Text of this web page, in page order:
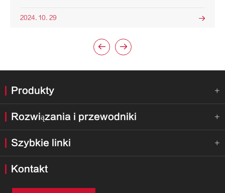
2024. 10. 29 
 
Produkty 
Rozwiązania i przewodniki 
Szybkie linki 
Kontakt